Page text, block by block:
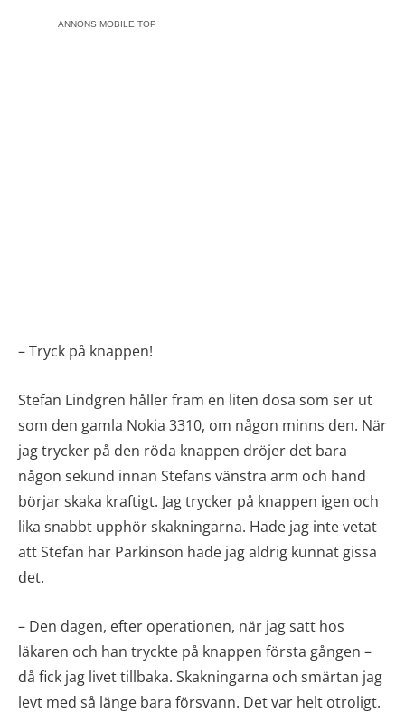
ANNONS MOBILE TOP
– Tryck på knappen!
Stefan Lindgren håller fram en liten dosa som ser ut
som den gamla Nokia 3310, om någon minns den. När
jag trycker på den röda knappen dröjer det bara
någon sekund innan Stefans vänstra arm och hand
börjar skaka kraftigt. Jag trycker på knappen igen och
lika snabbt upphör skakningarna. Hade jag inte vetat
att Stefan har Parkinson hade jag aldrig kunnat gissa
det.
– Den dagen, efter operationen, när jag satt hos
läkaren och han tryckte på knappen första gången –
då fick jag livet tillbaka. Skakningarna och smärtan jag
levt med så länge bara försvann. Det var helt otroligt.